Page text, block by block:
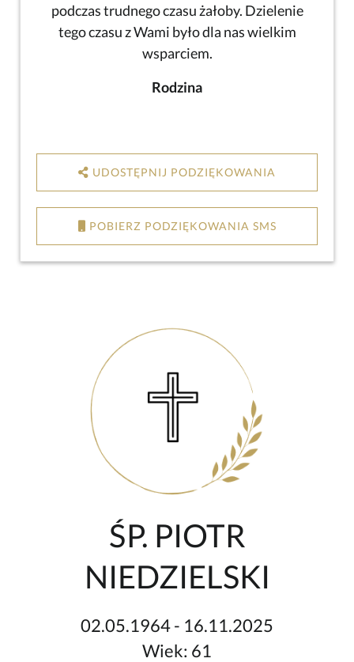
podczas trudnego czasu żałoby. Dzielenie
tego czasu z Wami było dla nas wielkim
wsparciem.
Rodzina
UDOSTĘPNIJ PODZIĘKOWANIA
POBIERZ PODZIĘKOWANIA SMS
ŚP. PIOTR
NIEDZIELSKI
02.05.1964 - 16.11.2025
Wiek: 61